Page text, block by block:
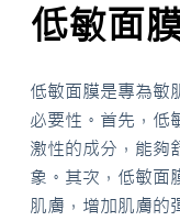
低敏面
低敏面膜是專為敏
必要性。首先，低
激性的成分，能夠
象。其次，低敏面
肌膚，增加肌膚的